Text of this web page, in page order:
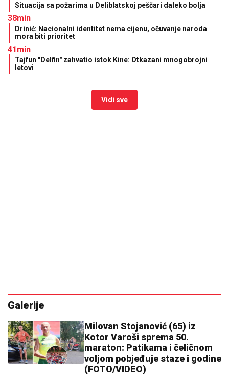
Situacija sa požarima u Deliblatskoj peščari daleko bolja
38min
Drinić: Nacionalni identitet nema cijenu, očuvanje naroda
mora biti prioritet
41min
Tajfun "Delfin" zahvatio istok Kine: Otkazani mnogobrojni
letovi
Vidi sve
Galerije
Milovan Stojanović (65) iz
Kotor Varoši sprema 50.
maraton: Patikama i čeličnom
voljom pobjeđuje staze i godine
(FOTO/VIDEO)